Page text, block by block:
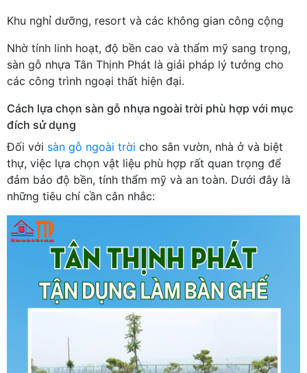
Khu nghỉ dưỡng, resort và các không gian công cộng
Nhờ tính linh hoạt, độ bền cao và thẩm mỹ sang trọng,
sàn gỗ nhựa Tân Thịnh Phát là giải pháp lý tưởng cho
các công trình ngoại thất hiện đại.
Cách lựa chọn sàn gỗ nhựa ngoài trời phù hợp với mục
đích sử dụng
Đối với sàn gỗ ngoài trời cho sân vườn, nhà ở và biệt
thự, việc lựa chọn vật liệu phù hợp rất quan trọng để
đảm bảo độ bền, tính thẩm mỹ và an toàn. Dưới đây là
những tiêu chí cần cân nhắc: